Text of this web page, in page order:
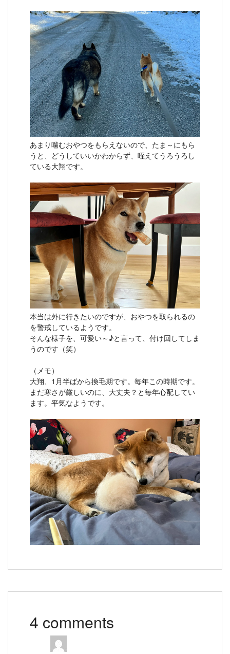
あまり噛むおやつをもらえないので、たま～にもら
うと、どうしていいかわからず、咥えてうろうろし
ている大翔です。
本当は外に行きたいのですが、おやつを取られるの
を警戒しているようです。
そんな様子を、可愛い～♪と言って、付け回してしま
うのです（笑）
（メモ）
大翔、1月半ばから換毛期です。毎年この時期です。
まだ寒さが厳しいのに、大丈夫？と毎年心配してい
ます。平気なようです。
4 comments